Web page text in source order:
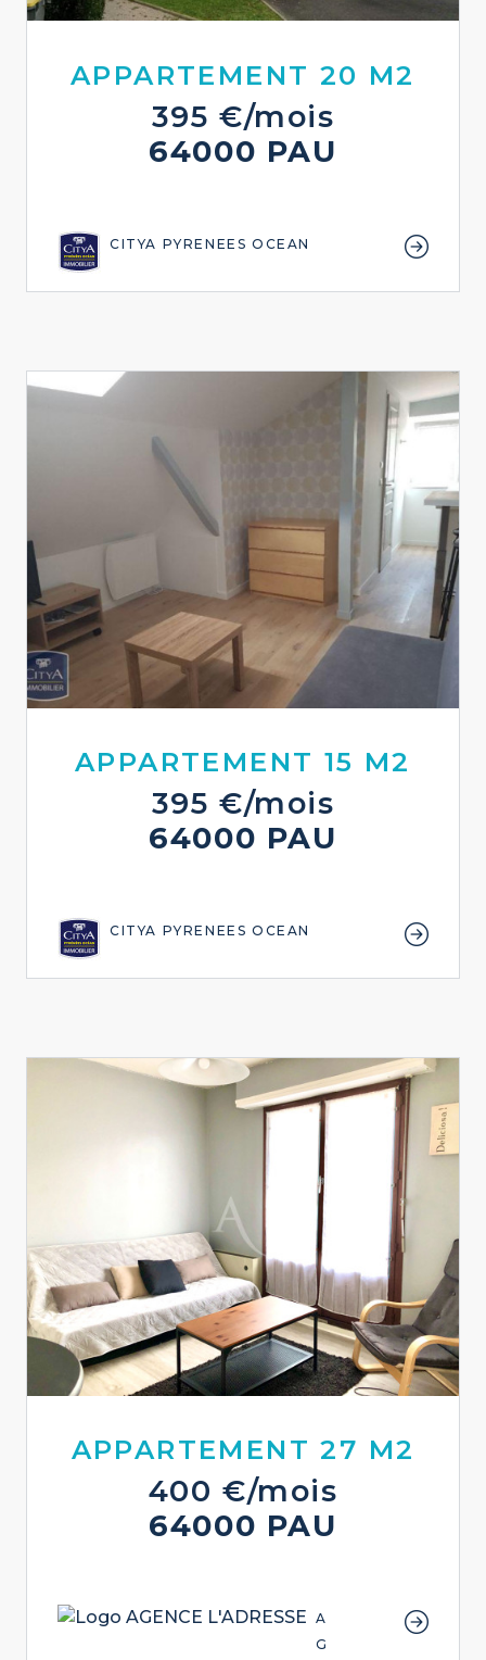
APPARTEMENT 20 M2
395 €/mois
64000 PAU
CITYA PYRENEES OCEAN
APPARTEMENT 15 M2
395 €/mois
64000 PAU
CITYA PYRENEES OCEAN
APPARTEMENT 27 M2
400 €/mois
64000 PAU
A
G